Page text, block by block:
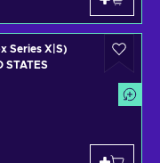
Series X|S)
STATES